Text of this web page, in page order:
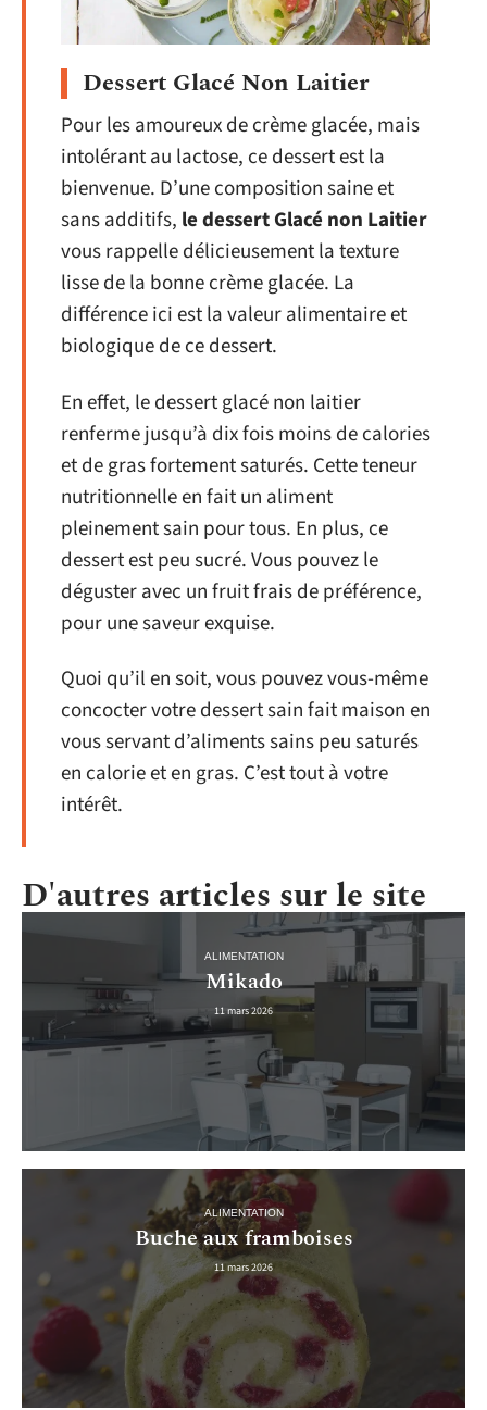
Dessert Glacé Non Laitier
Pour les amoureux de crème glacée, mais
intolérant au lactose, ce dessert est la
bienvenue. D’une composition saine et
sans additifs, le dessert Glacé non Laitier
vous rappelle délicieusement la texture
lisse de la bonne crème glacée. La
différence ici est la valeur alimentaire et
biologique de ce dessert.
En effet, le dessert glacé non laitier
renferme jusqu’à dix fois moins de calories
et de gras fortement saturés. Cette teneur
nutritionnelle en fait un aliment
pleinement sain pour tous. En plus, ce
dessert est peu sucré. Vous pouvez le
déguster avec un fruit frais de préférence,
pour une saveur exquise.
Quoi qu’il en soit, vous pouvez vous-même
concocter votre dessert sain fait maison en
vous servant d’aliments sains peu saturés
en calorie et en gras. C’est tout à votre
intérêt.
D'autres articles sur le site
ALIMENTATION
Mikado
11 mars 2026
ALIMENTATION
Buche aux framboises
11 mars 2026